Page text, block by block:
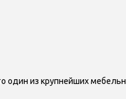
один из крупнейших